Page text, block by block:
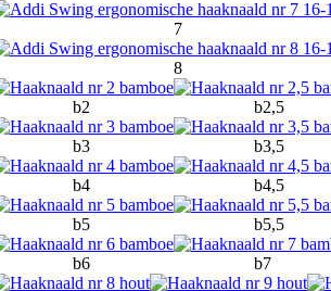
7
8
b2 b2,5
b3 b3,5
b4 b4,5
b5 b5,5
b6 b7